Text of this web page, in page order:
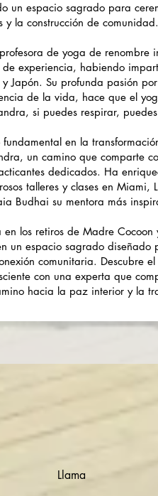
un espacio sagrado para
y la construcción de comunidad.
de yoga de renombre
experiencia, habiendo
y Japón. Su profunda pasión
de la vida, hace que el
si puedes respirar,
en la
un camino que comparte
dedicados. Ha
talleres y clases en Miami,
Budhai su mentora más
en los retiros de Madre
un espacio sagrado diseñado
comunitaria. Descubre
con una experta que
hacia la paz interior y la
Llama